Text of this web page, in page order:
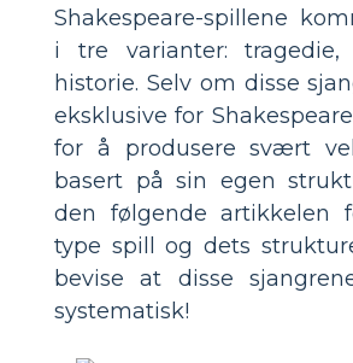
Shakespeare-spillene
i tre varianter: tragedie,
historie. Selv om disse
eksklusive for
for å produsere svært
basert på sin egen
den følgende artikkelen
type spill og dets
bevise at disse
systematisk!